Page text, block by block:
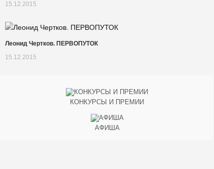
15.12.2015
Леонид Чертков. ПЕРВОПУТОК
15.12.2015
КОНКУРСЫ И ПРЕМИИ
АФИША